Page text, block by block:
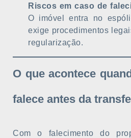
Riscos em caso de
O imóvel entra no
exige procedimentos
regularização.
O que acontece
falece antes da
Com o falecimento do